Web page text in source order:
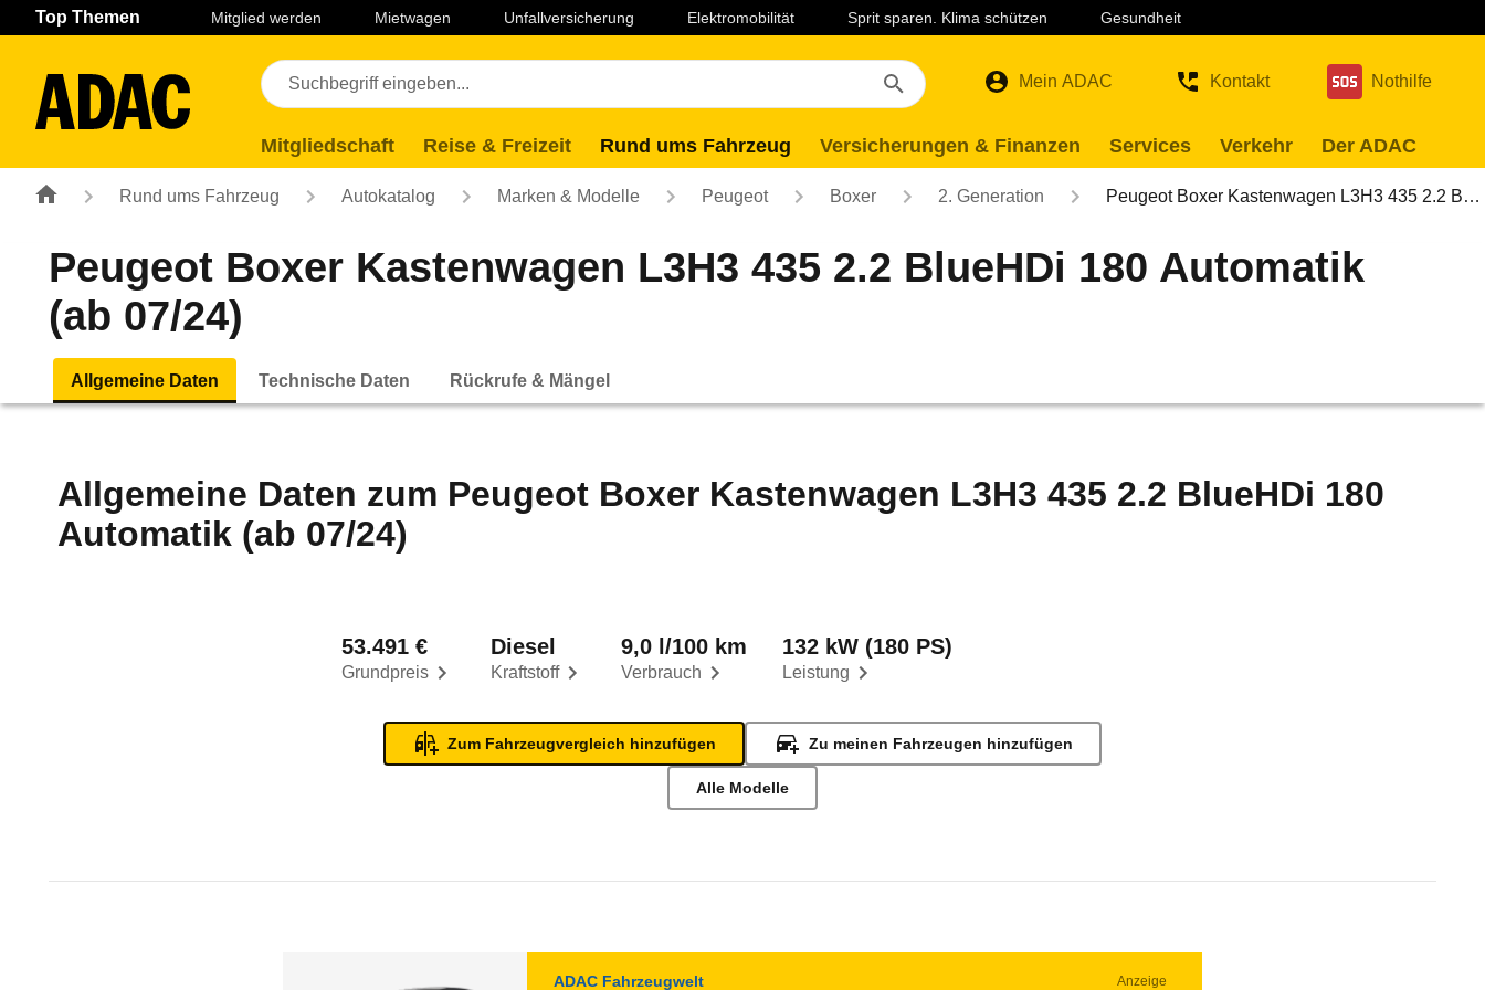
Navigation Seiteninhalt Fußzeile
Top Themen Mitglied werden Mietwagen Unfallversicherung Elektromobilität Sprit sparen. Klima schützen Gesundheit
Mein ADAC Kontakt Nothilfe
Mitgliedschaft Reise & Freizeit Rund ums Fahrzeug Versicherungen & Finanzen Services Verkehr Der ADAC
Rund ums Fahrzeug Autokatalog Marken & Modelle Peugeot Boxer 2. Generation Peugeot Boxer Kastenwagen L3H3 435 2.2 B…
Peugeot Boxer Kastenwagen L3H3 435 2.2 BlueHDi 180 Automatik
(ab 07/24)
Allgemeine Daten Technische Daten Rückrufe & Mängel
Allgemeine Daten zum Peugeot Boxer Kastenwagen L3H3 435 2.2 BlueHDi 180
Automatik (ab 07/24)
Grundpreis
53.491 €
Kraftstoff
Diesel
Verbrauch
9,0 l/100 km
Leistung
132 kW (180 PS)
Zum Fahrzeugvergleich hinzufügen Zu meinen Fahrzeugen hinzufügen
Alle Modelle
ADAC Fahrzeugwelt Anzeige